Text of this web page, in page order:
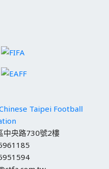
Taipei Football
中央路730號2樓